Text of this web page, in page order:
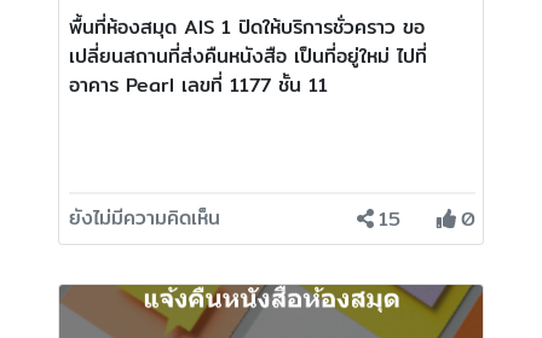
พื้นที่ห้องสมุด AIS 1 ปิดให้บริการชั่วคราว ขอ
เปลี่ยนสถานที่ส่งคืนหนังสือ เป็นที่อยู่ใหม่ ไปที่
อาคาร Pearl เลขที่ 1177 ชั้น 11
ยังไม่มีความคิดเห็น 15 0